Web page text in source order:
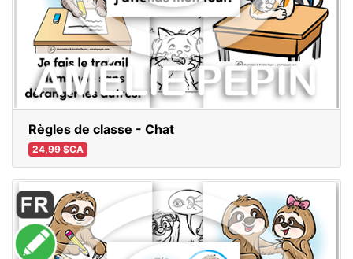
Règles de classe - Chat
24,99 $CA